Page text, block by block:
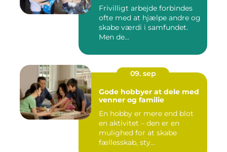
Frivilligt arbejde forbindes
ofte med at hjælpe andre og
skabe værdi i samfundet.
Men de...
09. sep
Gode hobbyer at dele med
venner og familie
En hobby er mere end blot
en aktivitet – den er en
mulighed for at skabe
fællesskab, sty...